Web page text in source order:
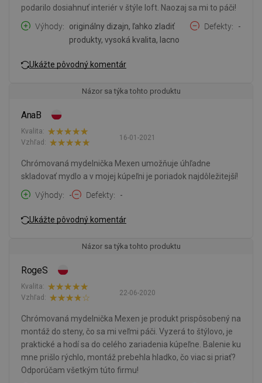
podarilo dosiahnuť interiér v štýle loft. Naozaj sa mi to páči!
Výhody
originálny dizajn, ľahko zladiť
produkty, vysoká kvalita, lacno
Defekty -
Ukážte pôvodný komentár
Názor sa týka tohto produktu
AnaB
16-01-2021
Kvalita:
Vzhľad:
Chrómovaná mydelnička Mexen umožňuje úhľadne
skladovať mydlo a v mojej kúpeľni je poriadok najdôležitejší!
Výhody
- Defekty -
Ukážte pôvodný komentár
Názor sa týka tohto produktu
RogeS
22-06-2020
Kvalita:
Vzhľad:
Chrómovaná mydelnička Mexen je produkt prispôsobený na
montáž do steny, čo sa mi veľmi páči. Vyzerá to štýlovo, je
praktické a hodí sa do celého zariadenia kúpeľne. Balenie ku
mne prišlo rýchlo, montáž prebehla hladko, čo viac si priať?
Odporúčam všetkým túto firmu!